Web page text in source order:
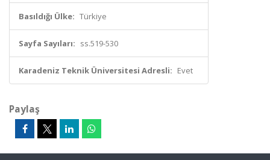
Basıldığı Ülke: Türkiye
Sayfa Sayıları: ss.519-530
Karadeniz Teknik Üniversitesi Adresli: Evet
Paylaş